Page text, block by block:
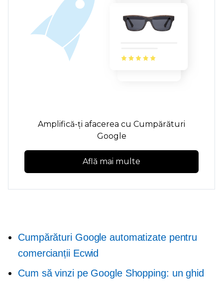
Amplifică-ți afacerea cu Cumpărături
Google
Află mai multe
Cumpărături Google automatizate pentru
comercianții Ecwid
Cum să vinzi pe Google Shopping: un ghid